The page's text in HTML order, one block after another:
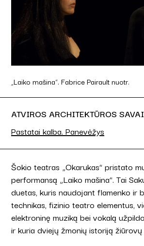
„Laiko mašina“. Fabrice Pairault nuotr.
ATVIROS ARCHITEKTŪROS
Pastatai kalba. Panevėžys
Šokio teatras „Okarukas“ pristato
performansą „Laiko mašina“. Tai
duetas, kuris naudojant flamenko ir
technikas, fizinio teatro elementus,
elektroninę muziką bei vokalą
ir kuria dviejų žmonių istoriją